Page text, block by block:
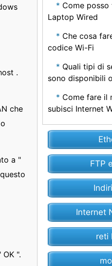
.
che
a "
".
Come posso
Laptop Wired
Che cosa
codice Wi-Fi
Quali tipi di
sono disponibili
Come fare il
subisci Internet
FTP
Internet
reti